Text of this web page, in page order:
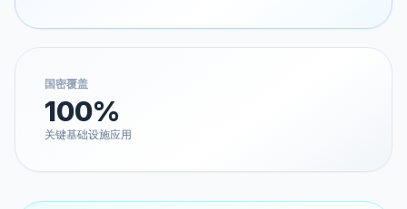
国密覆盖
100%
关键基础设施应用